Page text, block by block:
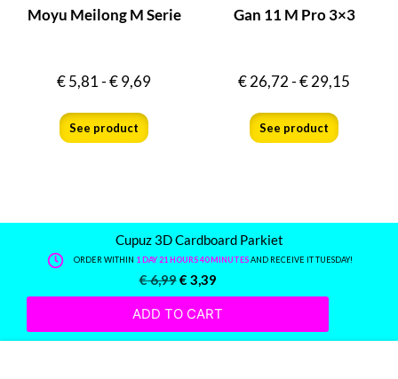
Moyu Meilong M Serie
€5,81-€9,69
See product
Gan 11 M Pro 3×3
€26,72-€29,15
See product
Cupuz 3D Cardboard Parkiet
ORDER WITHIN 1 DAY 21 HOURS 40 MINUTESAND RECEIVE IT TUESDAY!
€6,99€ 3,39
ADD TO CART